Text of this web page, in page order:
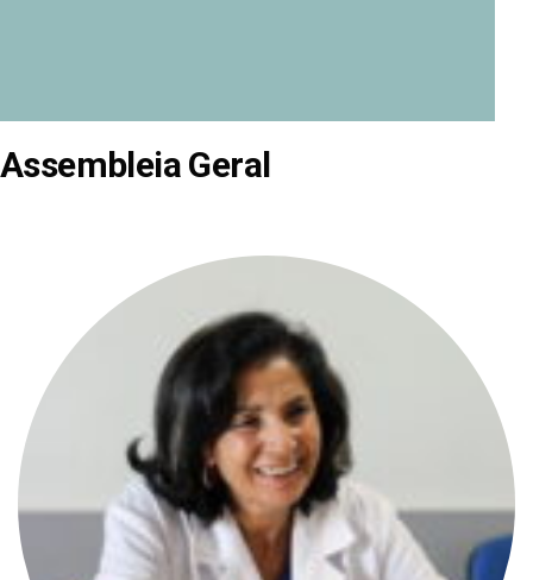
Assembleia Geral